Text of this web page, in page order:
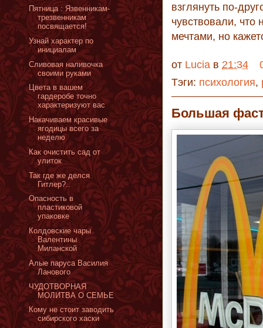
взглянуть по-
чувствовали, что
мечтами, но
от Lucia в 21:34
Тэги: психология,
Большая
Пятница : Язвенникам-
трезвенникам
посвящается!
Узнай характер по
инициалам
Сливовая наливочка
своими руками
Цвета в вашем
гардеробе точно
характеризуют вас
Накачиваем красивые
ягодицы всего за
неделю
Как очистить сад от
улиток
Так где же делся
Гитлер?..
Опасность в
пластиковой
упаковке
Колдовские чары
Валентины
Миланской
Алые паруса Василия
Ланового
ЧУДОТВОРНАЯ
МОЛИТВА О СЕМЬЕ
Кому не стоит заводить
сибирского хаски